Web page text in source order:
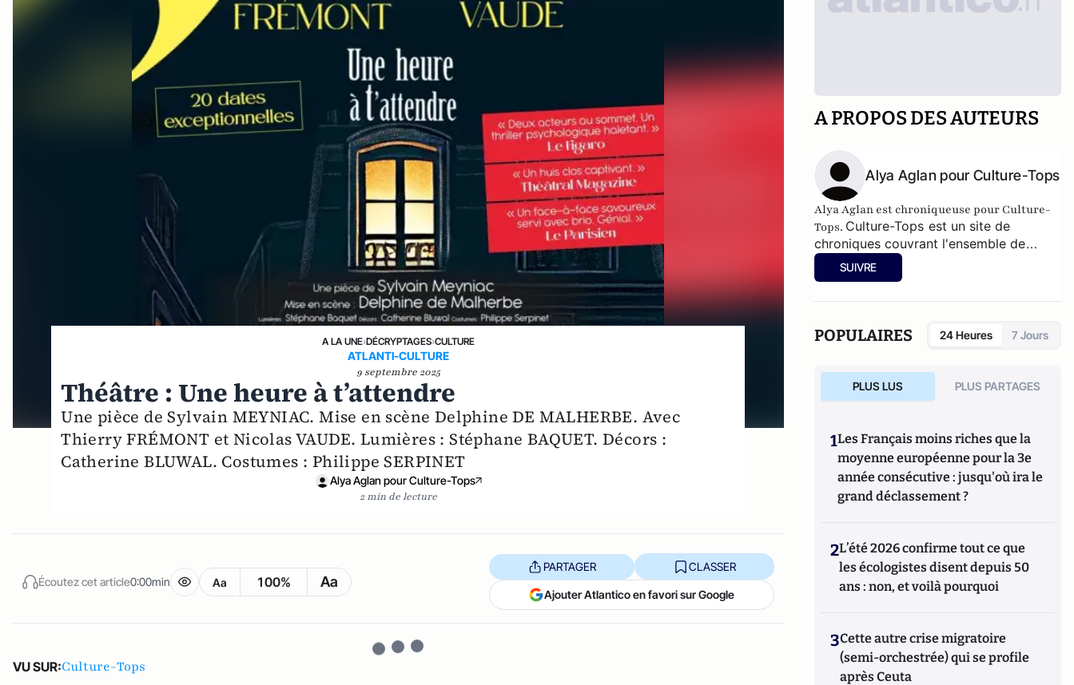
A LA UNE›DÉCRYPTAGES›CULTURE
ATLANTI-CULTURE
9 septembre 2025
Théâtre : Une heure à t’attendre
Une pièce de Sylvain MEYNIAC. Mise en scène Delphine DE MALHERBE. Avec
Thierry FRÉMONT et Nicolas VAUDE. Lumières : Stéphane BAQUET. Décors :
Catherine BLUWAL. Costumes : Philippe SERPINET
Alya Aglan pour Culture-Tops
2 min de lecture
Écoutez cet article0:00min Aa 100% Aa
PARTAGER CLASSER
Ajouter Atlantico en favori sur Google
VU SUR:Culture-Tops
A PROPOS DES AUTEURS
Alya Aglan pour Culture-Tops
Alya Aglan est chroniqueuse pour Culture-
Tops. Culture-Tops est un site de
chroniques couvrant l'ensemble de
l'activité culturelle (théâtre, One Man
Shows, opéras, ballets, spectacles
SUIVRE
POPULAIRES 24 Heures 7 Jours
PLUS LUS PLUS PARTAGES
1Les Français moins riches que la
moyenne européenne pour la 3e
année consécutive : jusqu'où ira le
grand déclassement ?
2L’été 2026 confirme tout ce que
les écologistes disent depuis 50
ans : non, et voilà pourquoi
3Cette autre crise migratoire
(semi-orchestrée) qui se profile
après Ceuta